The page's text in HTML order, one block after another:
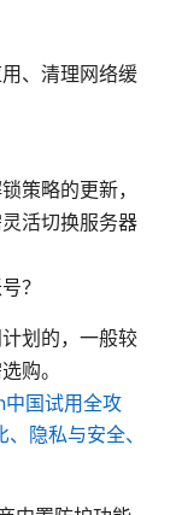
、清理网络缓
策略的更新，
活切换服务器
？
划的，一般较
购。
中国试用全攻
隐私与安全、